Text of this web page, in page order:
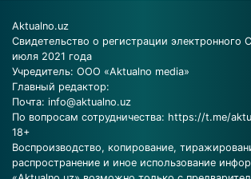
Aktualno.uz
Свидетельство о регистрации
июля 2021 года
Учредитель: ООО «Aktualno media»
Главный редактор:
Почта: info@aktualno.uz
По вопросам сотрудничества: https://t.me/
18+
Воспроизводство, копирование,
распространение и иное использование